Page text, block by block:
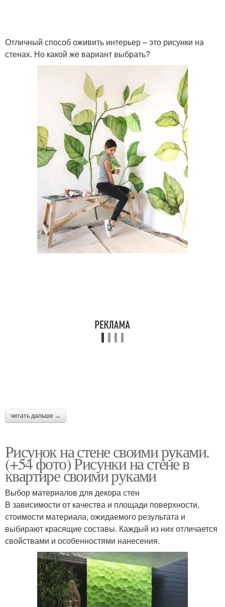
Отличный способ оживить интерьер – это рисунки на
стенах. Но какой же вариант выбрать?
читать дальше →
Рисунок на стене своими руками.
(+54 фото) Рисунки на стене в
квартире своими руками
Выбор материалов для декора стен
В зависимости от качества и площади поверхности,
стоимости материала, ожидаемого результата и
выбирают красящие составы. Каждый из них отличается
свойствами и особенностями нанесения.